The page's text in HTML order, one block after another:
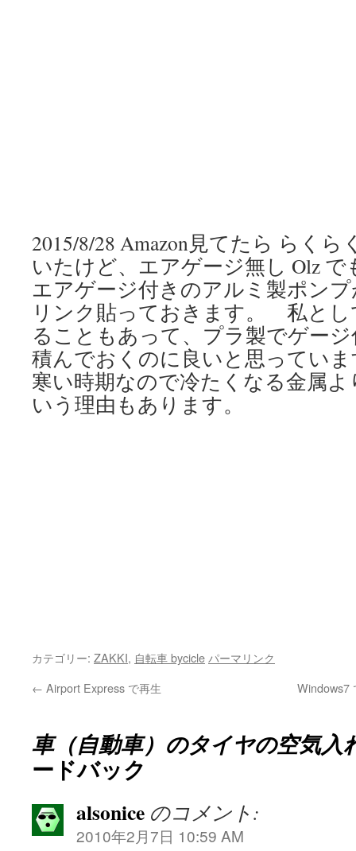
2015/8/28 Amazon見てたら らくら
いたけど、エアゲージ無し Olz
エアゲージ付きのアルミ製ポン
リンク貼っておきます。 私とし
ることもあって、プラ製でゲー
積んでおくのに良いと思ってい
寒い時期なので冷たくなる金属
いう理由もあります。
カテゴリー: ZAKKI, 自転車 bycicle パーマリンク
← Airport Express で再生 Windows7
車（自動車）のタイヤの空気入
ードバック
alsonice のコメント:
2010年2月7日 10:59 AM